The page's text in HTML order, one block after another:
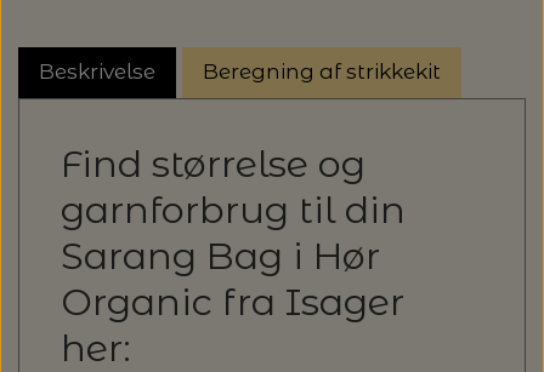
Beskrivelse Beregning af strikkekit
Find størrelse og
garnforbrug til din
Sarang Bag i Hør
Organic fra Isager
her: